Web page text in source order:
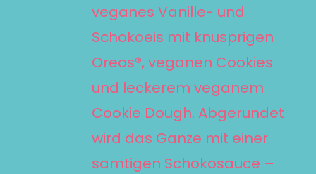
OPTIONEN
KÖNNEN
PRODUKTSEITE
veganes Vanille- und
Schokoeis mit knusprigen
Oreos®, veganen Cookies
und leckerem veganem
Cookie Dough. Abgerundet
wird das Ganze mit einer
samtigen Schokosauce –